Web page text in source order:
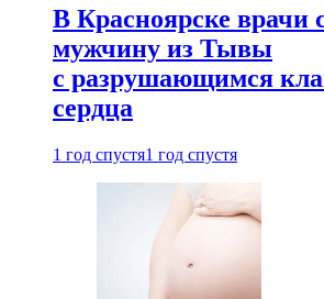
В Красноярске врачи
мужчину из Тывы
с разрушающимся
сердца
1 год спустя1 год спустя